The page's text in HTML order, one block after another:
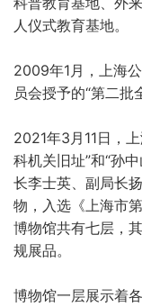
人仪式教育基地。
2009年1月，上海
员会授予的“第二批
2021年3月11日，
科机关旧址”和“孙
长李士英、副局长
物，入选《上海市
博物馆共有七层，
规展品。
博物馆一层展示着